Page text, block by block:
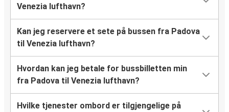
Venezia lufthavn?
Kan jeg reservere et sete på bussen fra Padova
til Venezia lufthavn?
Hvordan kan jeg betale for bussbilletten min
fra Padova til Venezia lufthavn?
Hvilke tjenester ombord er tilgjengelige på